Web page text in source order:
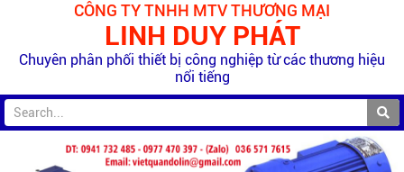
CÔNG TY TNHH MTV THƯƠNG MẠI
LINH DUY PHÁT
Chuyên phân phối thiết bị công nghiệp từ các thương hiệu
nổi tiếng